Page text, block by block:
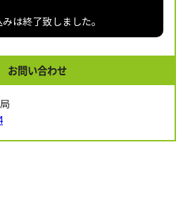
みは終了致しました。
お問い合わせ